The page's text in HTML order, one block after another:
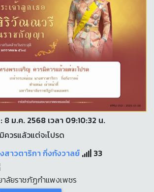
8 ม.ค. 2568 เวลา 09:10:32 น.
ควรแล้วแต่จะโปรด
สาวตาริกา กิ่งกังวาลย์
33
าลัยราชภัฏกำแพงเพชร